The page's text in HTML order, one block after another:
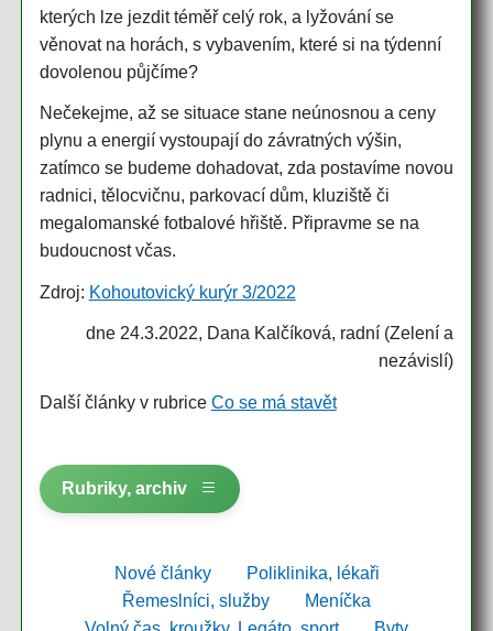
kterých lze jezdit téměř celý rok, a lyžování se
věnovat na horách, s vybavením, které si na týdenní
dovolenou půjčíme?
Nečekejme, až se situace stane neúnosnou a ceny
plynu a energií vystoupají do závratných výšin,
zatímco se budeme dohadovat, zda postavíme novou
radnici, tělocvičnu, parkovací dům, kluziště či
megalomanské fotbalové hřiště. Připravme se na
budoucnost včas.
Zdroj: Kohoutovický kurýr 3/2022
dne 24.3.2022, Dana Kalčíková, radní (Zelení a
nezávislí)
Další články v rubrice Co se má stavět
Rubriky, archiv
Nové články
Poliklinika, lékaři
Řemeslníci, služby
Meníčka